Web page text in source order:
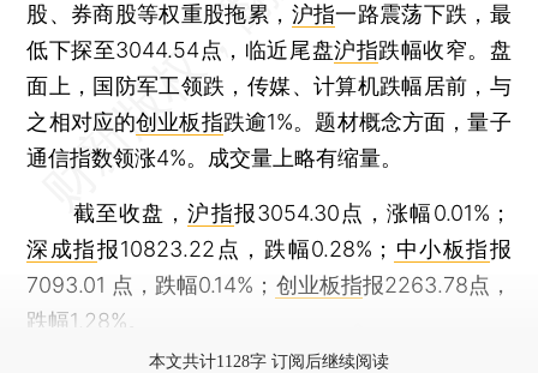
股、券商股等权重股拖累， 沪指一路震荡下跌，最
低下探至3044.54点，临近尾盘沪指跌幅收窄。盘
面上，国防军工领跌，传媒、计算机跌幅居前，与
之相对应的创业板指跌逾1%。题材概念方面，量子
通信指数领涨4%。成交量上略有缩量。
截至收盘，沪指报3054.30点，涨幅0.01%；
深成指报10823.22点，跌幅0.28%； 中小板指报
7093.01 点，跌幅0.14%； 创业板指报2263.78点，
跌幅1.28%。
本文共计1128字 订阅后继续阅读